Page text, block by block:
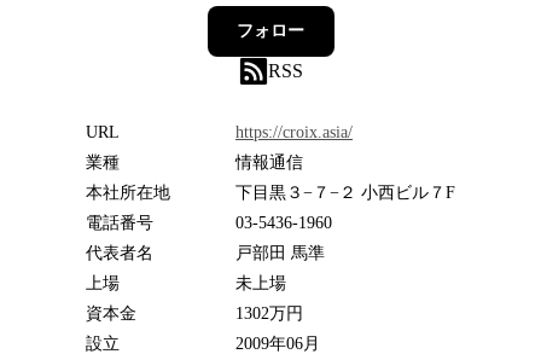
フォロー
RSS
URL
https://croix.asia/
業種
情報通信
本社所在地
下目黒３−７−２ 小西ビル７F
電話番号
03-5436-1960
代表者名
戸部田 馬準
上場
未上場
資本金
1302万円
設立
2009年06月